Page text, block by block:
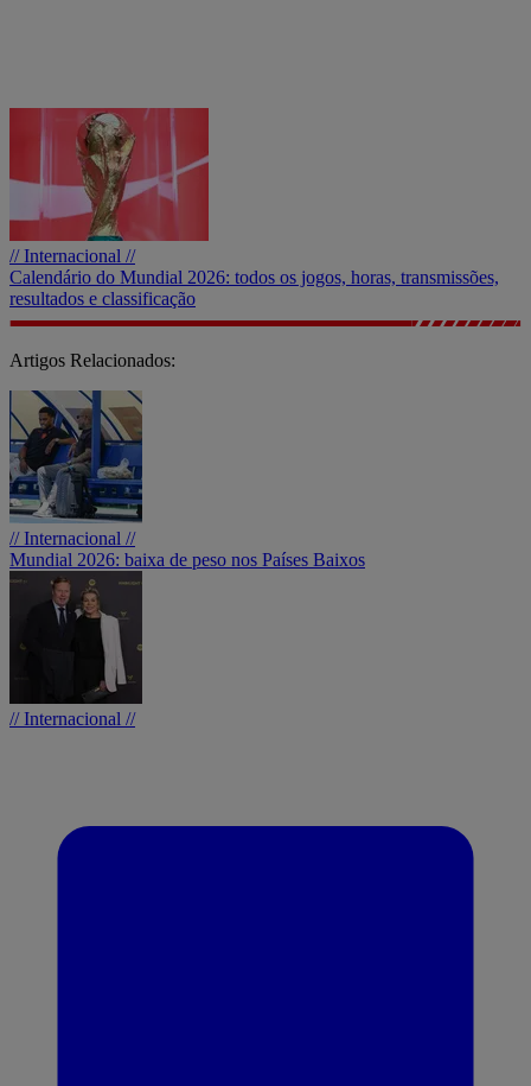
// Internacional //
Calendário do Mundial 2026: todos os jogos, horas, transmissões,
resultados e classificação
Artigos Relacionados:
// Internacional //
Mundial 2026: baixa de peso nos Países Baixos
// Internacional //